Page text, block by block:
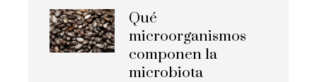
Qué
microorganismos
componen la
microbiota